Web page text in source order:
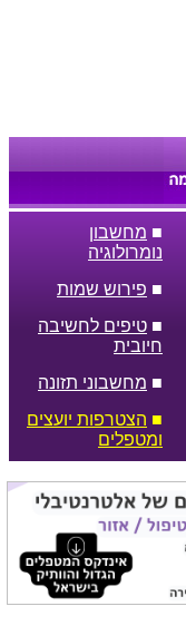
■ מחשבון
נומרולוגיה
■ פירוש שמות
■ טיפים לחשיבה
חיובית
■ מחשבוני תזונה
■ הצטרפות יועצים
ומטפלים